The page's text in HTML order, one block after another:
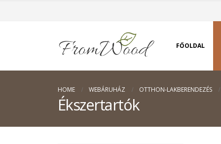
FŐOLDAL
HOME WEBÁRUHÁZ OTTHON-LAKBERENDEZÉS
Ékszertartók